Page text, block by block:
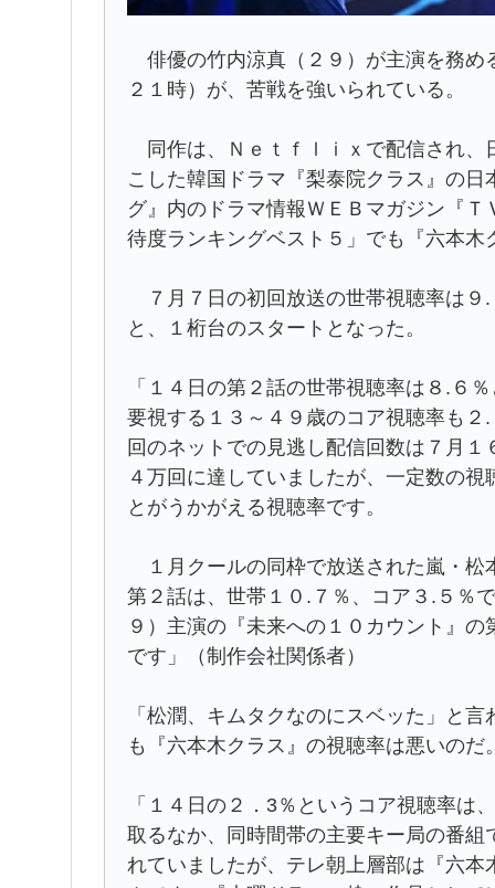
俳優の竹内涼真（２９）が主演を務め
２１時）が、苦戦を強いられている。
同作は、Ｎｅｔｆｌｉｘで配信され、
こした韓国ドラマ『梨泰院クラス』の
グ』内のドラマ情報ＷＥＢマガジン『
待度ランキングベスト５」でも『六本
７月７日の初回放送の世帯視聴率は９
と、１桁台のスタートとなった。
「１４日の第２話の世帯視聴率は８.６
要視する１３～４９歳のコア視聴率も
回のネットでの見逃し配信回数は７月
４万回に達していましたが、一定数の
とがうかがえる視聴率です。
１月クールの同枠で放送された嵐・松
第２話は、世帯１０.７％、コア３.５％
９）主演の『未来への１０カウント』
です」（制作会社関係者）
「松潤、キムタクなのにスベッた」と
も『六本木クラス』の視聴率は悪いのだ
「１４日の２．3％というコア視聴率は
取るなか、同時間帯の主要キー局の番
れていましたが、テレ朝上層部は『六本